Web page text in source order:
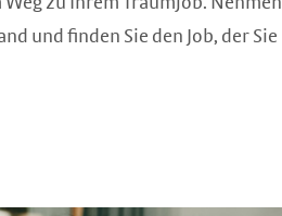
und finden Sie den Job, der Sie